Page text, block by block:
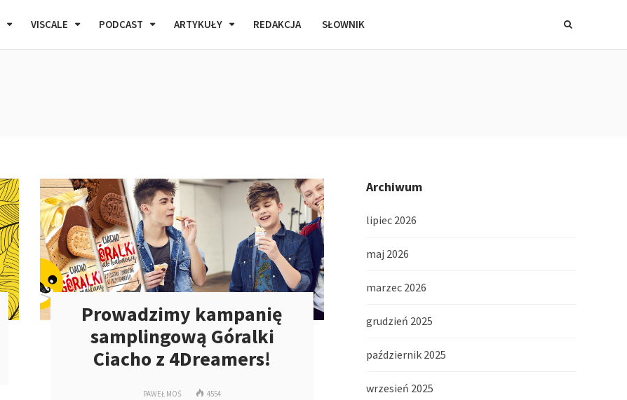
VISCALE PODCAST ARTYKUŁY REDAKCJA SŁOWNIK
Prowadzimy kampanię
samplingową Góralki
Ciacho z 4Dreamers!
PAWEŁ MOŚ 4554
Archiwum
lipiec 2026
maj 2026
marzec 2026
grudzień 2025
październik 2025
wrzesień 2025